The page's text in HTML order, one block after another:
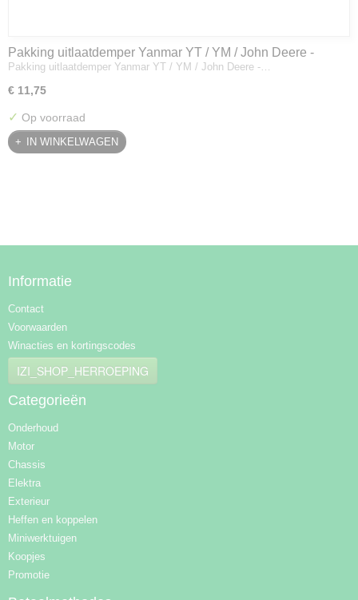
Pakking uitlaatdemper Yanmar YT / YM / John Deere -
128300-13230
Pakking uitlaatdemper Yanmar YT / YM / John Deere -…
€ 11,75
✓ Op voorraad
IN WINKELWAGEN
Informatie
Contact
Voorwaarden
Winacties en kortingscodes
IZI_SHOP_HERROEPING
Categorieën
Onderhoud
Motor
Chassis
Elektra
Exterieur
Heffen en koppelen
Miniwerktuigen
Koopjes
Promotie